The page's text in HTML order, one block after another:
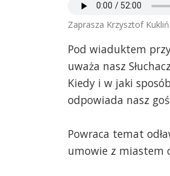
Zaprasza Krzysztof
Pod wiaduktem
uważa nasz
Kiedy i w jaki
odpowiada nasz
Powraca temat
umowie z miastem